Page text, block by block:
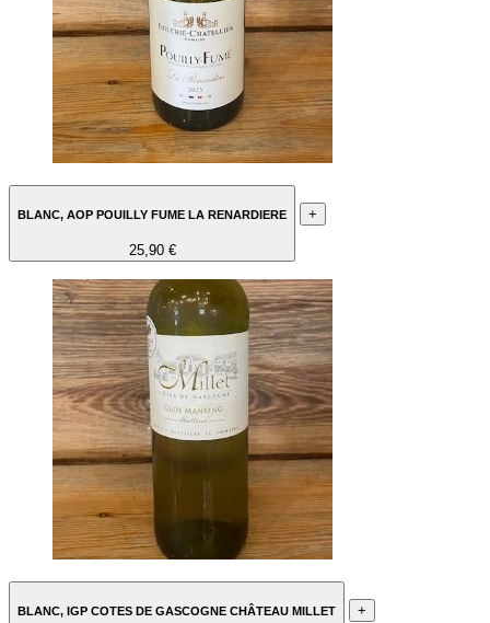
BLANC, AOP POUILLY FUME LA RENARDIERE
25,90 €
+
BLANC, IGP COTES DE GASCOGNE CHÂTEAU MILLET +